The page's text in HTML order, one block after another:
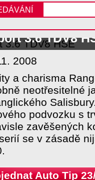
3.6 TDV8
2008
a charisma
neotřesitelné
podvozku s
zavěšených
se v zásadě
Auto Tip